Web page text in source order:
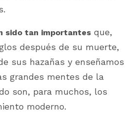
sido tan importantes que,
después de su muerte,
sus hazañas y enseñamos
grandes mentes de la
son, para muchos, los
moderno.